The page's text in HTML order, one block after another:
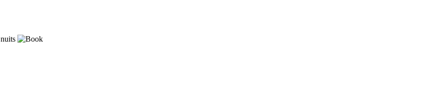
nuits